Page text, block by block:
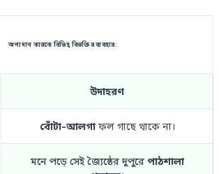
অপাদান কারকে বিভিন্ন বিভক্তির ব্যবহার:
উদাহরণ
বোঁটা-আলগাফল গাছে থাকে না।
মনে পড়ে সেই জ্যৈষ্ঠের দুপুরে পাঠশালা